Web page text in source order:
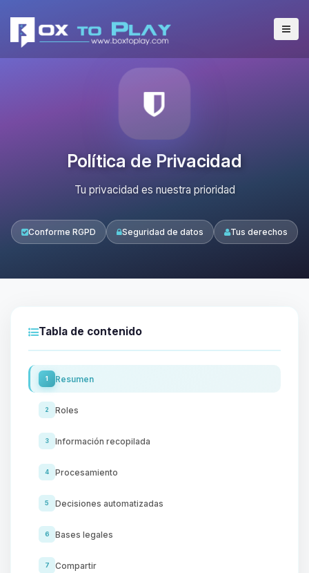
Política de Privacidad
Tu privacidad es nuestra prioridad
Conforme RGPD Seguridad de datos Tus derechos
Tabla de contenido
1 Resumen
2 Roles
3 Información recopilada
4 Procesamiento
5 Decisiones automatizadas
6 Bases legales
7 Compartir